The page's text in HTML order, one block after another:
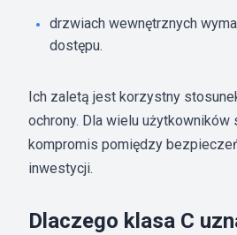
drzwiach wewnętrznych
dostępu.
Ich zaletą jest korzystny
ochrony. Dla wielu
kompromis pomiędzy
inwestycji.
Dlaczego klasa C